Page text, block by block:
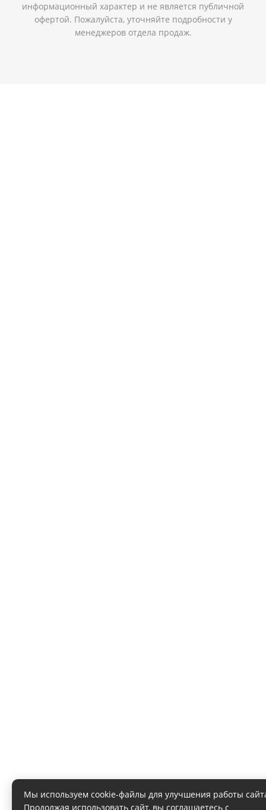
информационный характер и не является публичной
офертой. Пожалуйста, уточняйте подробности у
менеджеров отдела продаж.
Мы используем cookie-файлы для улучшения работы
Продолжая использовать сайт, вы соглашаетесь с